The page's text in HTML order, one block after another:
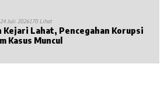
Juli 2026170 Lihat
Lahat, Pencegahan Korupsi
Kasus Muncul